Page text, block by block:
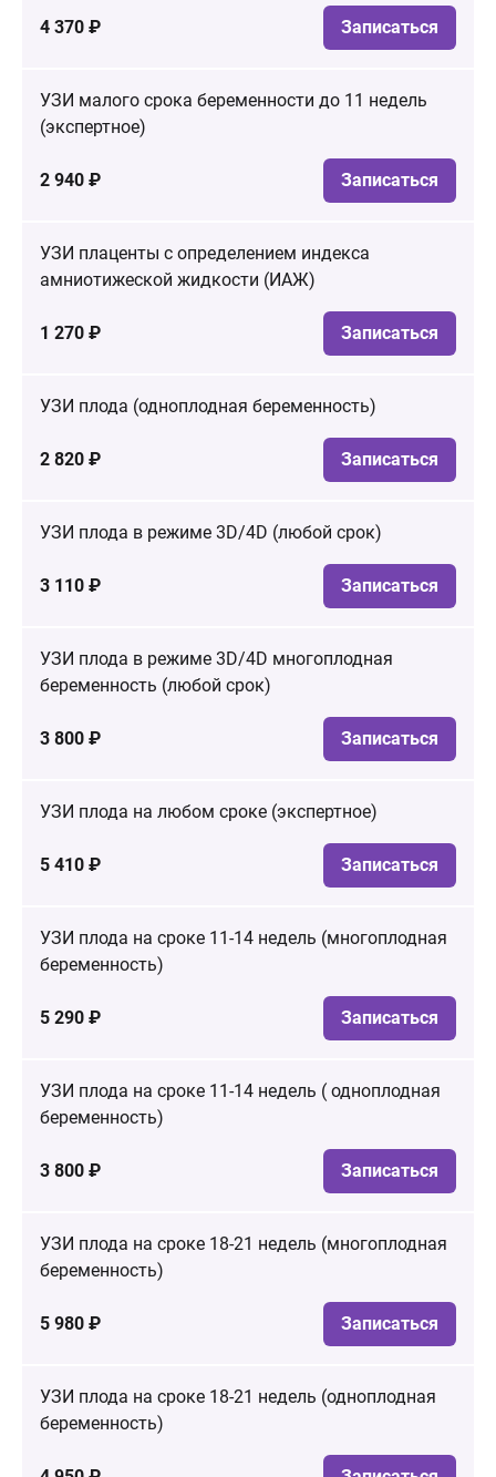
4 370 ₽ Записаться
УЗИ малого срока беременности до 11 недель
(экспертное)
2 940 ₽ Записаться
УЗИ плаценты с определением индекса
амниотижеской жидкости (ИАЖ)
1 270 ₽ Записаться
УЗИ плода (одноплодная беременность)
2 820 ₽ Записаться
УЗИ плода в режиме 3D/4D (любой срок)
3 110 ₽ Записаться
УЗИ плода в режиме 3D/4D многоплодная
беременность (любой срок)
3 800 ₽ Записаться
УЗИ плода на любом сроке (экспертное)
5 410 ₽ Записаться
УЗИ плода на сроке 11-14 недель (многоплодная
беременность)
5 290 ₽ Записаться
УЗИ плода на сроке 11-14 недель ( одноплодная
беременность)
3 800 ₽ Записаться
УЗИ плода на сроке 18-21 недель (многоплодная
беременность)
5 980 ₽ Записаться
УЗИ плода на сроке 18-21 недель (одноплодная
беременность)